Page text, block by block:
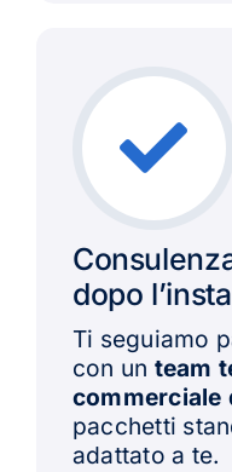
dopo
Ti seguiamo
con un team
commerciale
pacchetti
adattato a te.